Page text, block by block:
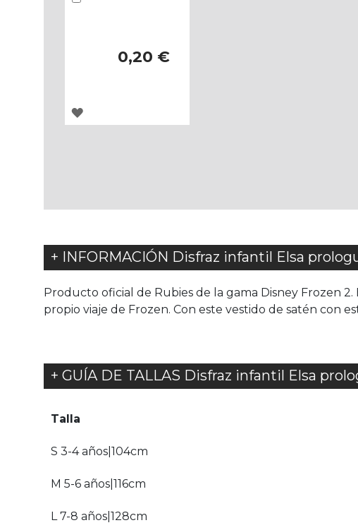
0,20 €
AGREGAR
+ INFORMACIÓN Disfraz infantil Elsa
Producto oficial de Rubies de la gama Disney Frozen
propio viaje de Frozen. Con este vestido de satén con
+ GUÍA DE TALLAS Disfraz infantil Elsa
Talla
S 3-4 años|104cm
M 5-6 años|116cm
L 7-8 años|128cm